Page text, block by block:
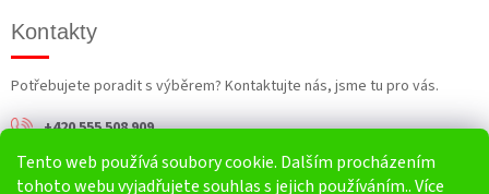
Tento web používá soubory cookie. Dalším procházením
tohoto webu vyjadřujete souhlas s jejich používáním.. Více
Kontakty
Potřebujete poradit s výběrem? Kontaktujte nás, jsme tu pro vás.
+420 555 508 909
info@harv.cz